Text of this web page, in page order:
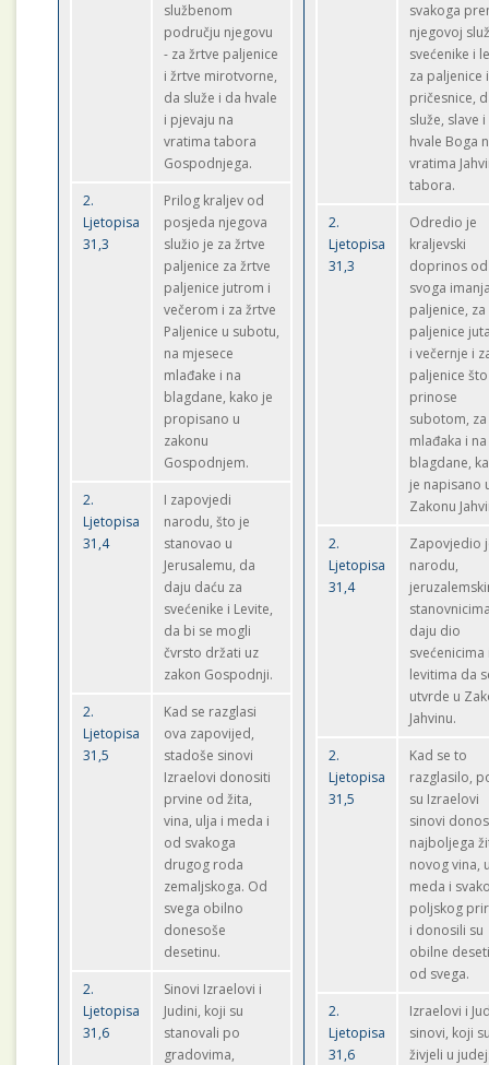
službenom
području njegovu
- za žrtve paljenice
i žrtve mirotvorne,
da služe i da hvale
i pjevaju na
vratima tabora
Gospodnjega.
2.
Ljetopisa
31,3
Prilog kraljev od
posjeda njegova
služio je za žrtve
paljenice za žrtve
paljenice jutrom i
večerom i za žrtve
Paljenice u subotu,
na mjesece
mlađake i na
blagdane, kako je
propisano u
zakonu
Gospodnjem.
2.
Ljetopisa
31,4
I zapovjedi
narodu, što je
stanovao u
Jerusalemu, da
daju daću za
svećenike i Levite,
da bi se mogli
čvrsto držati uz
zakon Gospodnji.
2.
Ljetopisa
31,5
Kad se razglasi
ova zapovijed,
stadoše sinovi
Izraelovi donositi
prvine od žita,
vina, ulja i meda i
od svakoga
drugog roda
zemaljskoga. Od
svega obilno
donesoše
desetinu.
2.
Ljetopisa
31,6
Sinovi Izraelovi i
Judini, koji su
stanovali po
gradovima,
svakoga
njegovoj
svećenike i
za paljenice
pričesnice,
služe, slave i
hvale Boga
vratima
tabora.
2.
Ljetopisa
31,3
Odredio je
kraljevski
doprinos od
svoga
paljenice, za
paljenice
i večernje i
paljenice
prinose
subotom, za
mlađaka i na
blagdane,
je napisano
Zakonu
2.
Ljetopisa
31,4
Zapovjedio
narodu,
daju dio
svećenicima
levitima da
utvrde u
Jahvinu.
2.
Ljetopisa
31,5
Kad se to
razglasilo,
su Izraelovi
sinovi
najboljega
novog vina,
meda i
poljskog
i donosili su
obilne
od svega.
2.
Ljetopisa
31,6
Izraelovi i
sinovi, koji
živjeli u